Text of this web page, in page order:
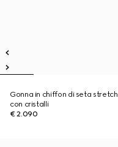
Gonna in chiffon di seta stretch
con cristalli
€ 2.090